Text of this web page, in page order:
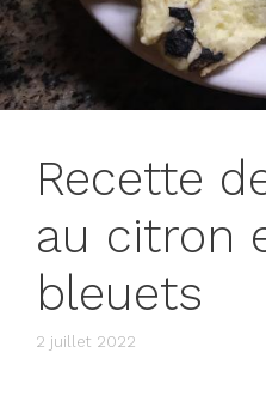
Recette
au citron
bleuets
2 juillet 2022